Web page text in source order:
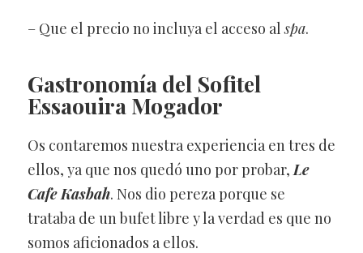
– Que el precio no incluya el acceso alspa.
Gastronomía del Sofitel
Essaouira Mogador
Os contaremos nuestra experiencia en tres de
ellos, ya que nos quedó uno por probar,Le
Cafe Kasbah. Nos dio pereza porque se
trataba de un bufet libre y la verdad es que no
somos aficionados a ellos.